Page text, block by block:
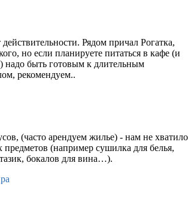
действительности. Рядом причал Рогатка,
но если планируете питаться в кафе (и
надо быть готовым к длительным
рекомендуем..
(часто арендуем жилье) - нам не хватило
(например сушилка для белья,
бокалов для вина…).